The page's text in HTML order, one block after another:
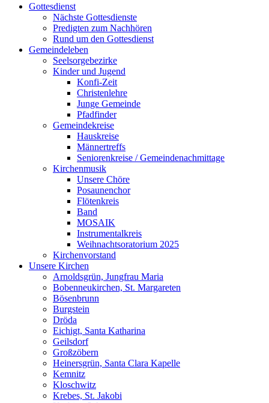
Gottesdienst
Nächste Gottesdienste
Predigten zum Nachhören
Rund um den Gottesdienst
Gemeindeleben
Seelsorgebezirke
Kinder und Jugend
Konfi-Zeit
Christenlehre
Junge Gemeinde
Pfadfinder
Gemeindekreise
Hauskreise
Männertreffs
Seniorenkreise / Gemeindenachmittage
Kirchenmusik
Unsere Chöre
Posaunenchor
Flötenkreis
Band
MOSAIK
Instrumentalkreis
Weihnachtsoratorium 2025
Kirchenvorstand
Unsere Kirchen
Arnoldsgrün, Jungfrau Maria
Bobenneukirchen, St. Margareten
Bösenbrunn
Burgstein
Dröda
Eichigt, Santa Katharina
Geilsdorf
Großzöbern
Heinersgrün, Santa Clara Kapelle
Kemnitz
Kloschwitz
Krebes, St. Jakobi